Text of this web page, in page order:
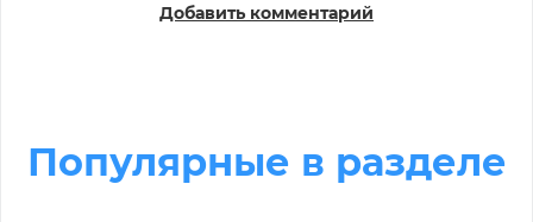
Добавить комментарий
Популярные в разделе